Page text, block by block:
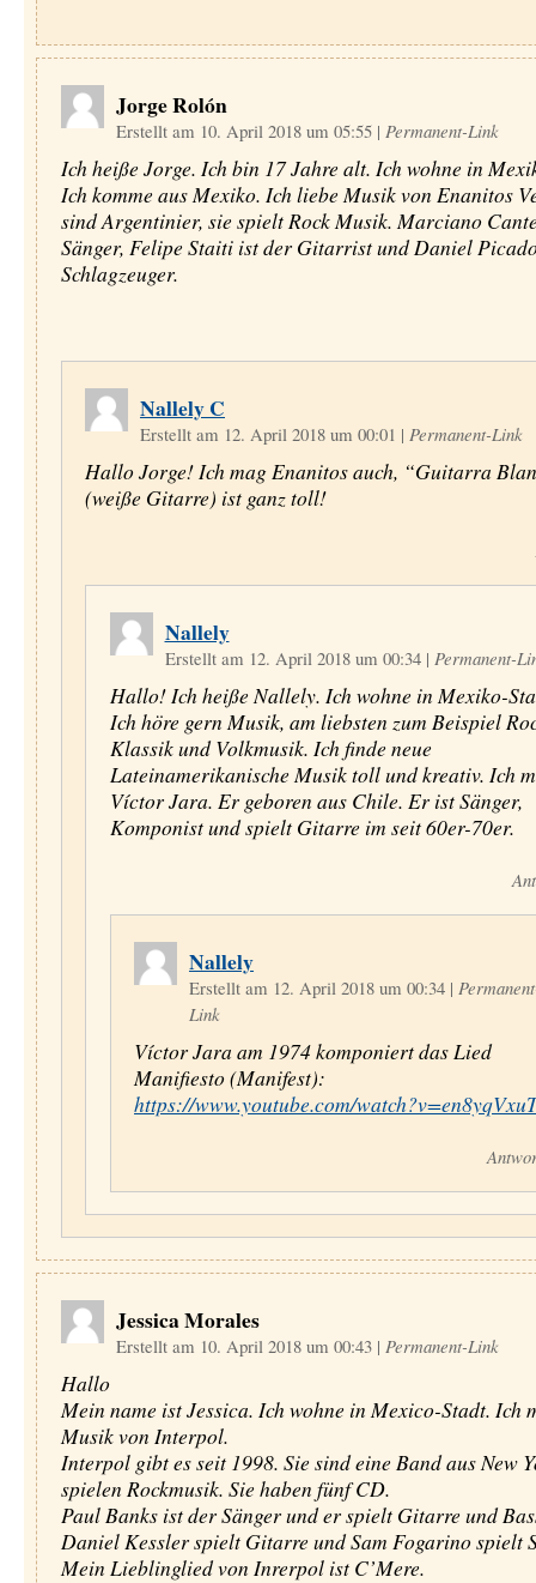
Jorge Rolón
Erstellt am 10. April 2018 um 05:55 | Permanent-Link
Ich heiße Jorge. Ich bin 17 Jahre alt. Ich wohne in
Ich komme aus Mexiko. Ich liebe Musik von Enanitos
sind Argentinier, sie spielt Rock Musik. Marciano
Sänger, Felipe Staiti ist der Gitarrist und Daniel
Schlagzeuger.
Nallely C
Erstellt am 12. April 2018 um 00:01 | Permanent-Link
Hallo Jorge! Ich mag Enanitos auch, “Guitarra
(weiße Gitarre) ist ganz toll!
Nallely
Erstellt am 12. April 2018 um 00:34 | Permanent-
Hallo! Ich heiße Nallely. Ich wohne in Mexiko-
Ich höre gern Musik, am liebsten zum Beispiel
Klassik und Volkmusik. Ich finde neue
Lateinamerikanische Musik toll und kreativ. Ich
Víctor Jara. Er geboren aus Chile. Er ist Sänger,
Komponist und spielt Gitarre im seit 60er-70er.
Nallely
Erstellt am 12. April 2018 um 00:34 |
Link
Víctor Jara am 1974 komponiert das Lied
Manifiesto (Manifest):
https://www.youtube.com/
Jessica Morales
Erstellt am 10. April 2018 um 00:43 | Permanent-Link
Hallo
Mein name ist Jessica. Ich wohne in Mexico-Stadt. Ich
Musik von Interpol.
Interpol gibt es seit 1998. Sie sind eine Band aus New
spielen Rockmusik. Sie haben fünf CD.
Paul Banks ist der Sänger und er spielt Gitarre und
Daniel Kessler spielt Gitarre und Sam Fogarino spielt
Mein Lieblinglied von Inrerpol ist C’Mere.